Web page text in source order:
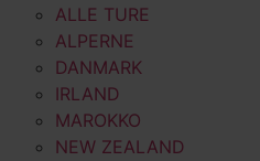
ALLE TURE
ALPERNE
DANMARK
IRLAND
MAROKKO
NEW ZEALAND